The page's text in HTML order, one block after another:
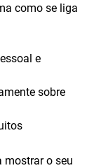
como se liga
e
sobre
mostrar o seu